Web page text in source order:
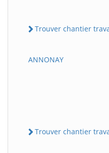
Trouver chantier
ANNONAY
Trouver chantier